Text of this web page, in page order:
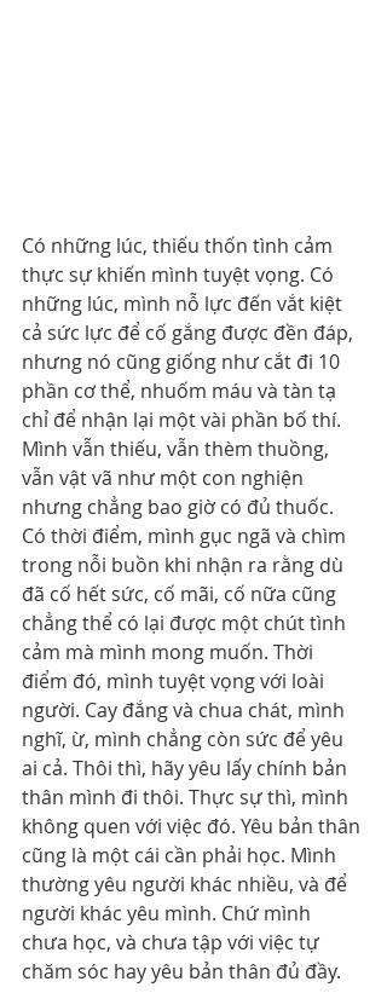
Có những lúc, thiếu thốn tình cảm
thực sự khiến mình tuyệt vọng. Có
những lúc, mình nỗ lực đến vắt kiệt
cả sức lực để cố gắng được đền đáp,
nhưng nó cũng giống như cắt đi 10
phần cơ thể, nhuốm máu và tàn tạ
chỉ để nhận lại một vài phần bố thí.
Mình vẫn thiếu, vẫn thèm thuồng,
vẫn vật vã như một con nghiện
nhưng chẳng bao giờ có đủ thuốc.
Có thời điểm, mình gục ngã và chìm
trong nỗi buồn khi nhận ra rằng dù
đã cố hết sức, cố mãi, cố nữa cũng
chẳng thể có lại được một chút tình
cảm mà mình mong muốn. Thời
điểm đó, mình tuyệt vọng với loài
người. Cay đắng và chua chát, mình
nghĩ, ừ, mình chẳng còn sức để yêu
ai cả. Thôi thì, hãy yêu lấy chính bản
thân mình đi thôi. Thực sự thì, mình
không quen với việc đó. Yêu bản thân
cũng là một cái cần phải học. Mình
thường yêu người khác nhiều, và để
người khác yêu mình. Chứ mình
chưa học, và chưa tập với việc tự
chăm sóc hay yêu bản thân đủ đầy.